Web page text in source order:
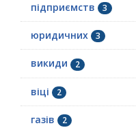
підприємств 3
юридичних 3
викиди 2
віці 2
газів 2